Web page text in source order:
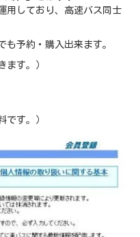
用しており、高速バス同士
も予約・購入出来ます。
ます。）
です。）